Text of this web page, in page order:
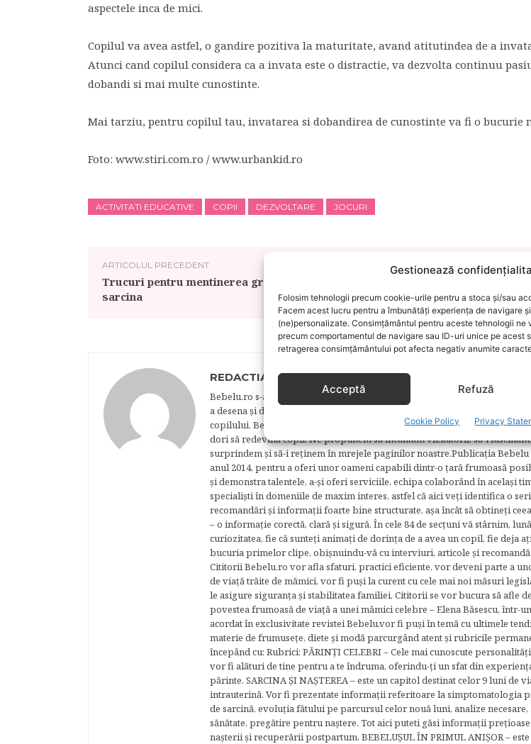
Gestionează
Folosim tehnologii precum cookie-urile pentru a stoca și/sau
Facem acest lucru pentru a îmbunătăți experiența de navigare
(ne)personalizate. Consimțământul pentru aceste tehnologii ne
precum comportamentul de navigare sau ID-uri unice pe acest
retragerea consimțământului pot afecta negativ anumite
Acceptă Refuză
Cookie Policy Privacy
aspectele inca de mici.
Copilul va avea astfel, o gandire pozitiva la maturitate, avand atitutindea de a
Atunci cand copilul considera ca a invata este o distractie, va dezvolta continuu
dobandi si mai multe cunostinte.
Mai tarziu, pentru copilul tau, invatarea si dobandirea de cunostinte va fi o bucurie
Foto: www.stiri.com.ro / www.urbankid.ro
ACTIVITATI EDUCATIVE COPII DEZVOLTARE JOCURI
ARTICOLUL PRECEDENT
Trucuri pentru mentinerea greutatii in
sarcina
REDACTIA BEBELU
Bebelu.ro s-a născut din plăcerea autorilor ei de a scrie, din plăcerea
a desena şi de a realiza cel mai complex proiect în segmentul de creştere
copilului. Bebelu este o plaformă online pentru părinţi şi copii şi pentru
dori să redevină copii. Ne propunem să încântăm vizitatorii, să-i
surprindem şi să-i reţinem în mrejele paginilor noastre.​ Publicația
anul 2014, pentru a oferi unor oameni capabili dintr-o ţară frumoasă
şi demonstra talentele, a-şi oferi serviciile, echipa colaborând în acelaşi
specialişti în domeniile de maxim interes, astfel că aici veţi identifica o
recomandări şi informaţii foarte bine structurate, aşa încât să obtineţi
– o informaţie corectă, clară şi sigură. În cele 84 de secțuni vă stârnim,
curiozitatea, fie că sunteţi animaţi de dorinţa de a avea un copil, fie deja
bucuria primelor clipe, obişnuindu-vă cu interviuri, articole şi
Cititorii Bebelu.ro vor afla sfaturi, practici eficiente, vor deveni parte a
de viaţă trăite de mămici, vor fi puşi la curent cu cele mai noi măsuri
le asigure siguranţa şi stabilitatea familiei. Cititorii se vor bucura să afle
povestea frumoasă de viață a unei mămici celebre – Elena Băsescu, într-
acordat în exclusivitate revistei Bebelu,vor fi puşi în temă cu ultimele
materie de frumuseţe, diete şi modă parcurgând atent şi rubricile
începând cu: Rubrici: PĂRINŢI CELEBRI – Cele mai cunoscute
vor fi alături de tine pentru a te îndruma, oferindu-ţi un sfat din
părinte. SARCINA ŞI NAŞTEREA – este un capitol destinat celor 9 luni de
intrauterină. Vor fi prezentate informaţii referitoare la simptomatologia
de sarcină, evoluţia fătului pe parcursul celor nouă luni, analize
sănătate, pregătire pentru naştere. Tot aici puteti găsi informaţii preţioase
naşterii şi recuperării postpartum. BEBELUŞUL ÎN PRIMUL ANIŞOR –